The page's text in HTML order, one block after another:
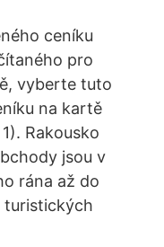
ceníku
pro
vyberte tuto
na kartě
Rakousko
jsou v
rána až do
turistických